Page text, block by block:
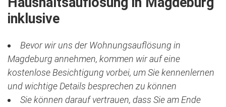
inklusive
Bevor wir uns der Wohnungsauflösung in
Magdeburg annehmen, kommen wir auf eine
kostenlose Besichtigung vorbei, um Sie kennenlernen
und wichtige Details besprechen zu können
Sie können darauf vertrauen, dass Sie am Ende